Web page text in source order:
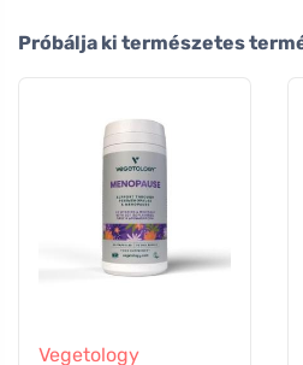
Próbálja ki természetes
Vegetology